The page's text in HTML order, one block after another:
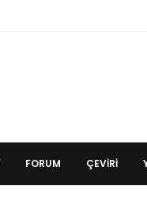
FORUM ÇEVIRI